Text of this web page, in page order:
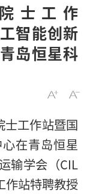
士工作
智能创新
岛恒星科
士工作站暨国
在青岛恒星
输学会（CIL
作站特聘教授